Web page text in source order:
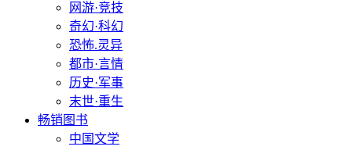
网游·竞技
奇幻·科幻
恐怖.灵异
都市·言情
历史·军事
末世·重生
畅销图书
中国文学